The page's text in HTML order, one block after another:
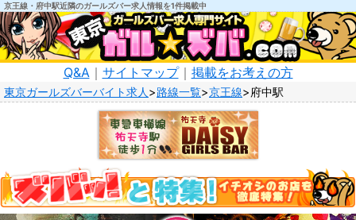
京王線・府中駅近隣のガールズバー求人情報を1件掲載中
Q&A ｜ サイトマップ｜ 掲載をお考えの方
東京ガールズバーバイト求人 路線一覧 京王線 府中駅